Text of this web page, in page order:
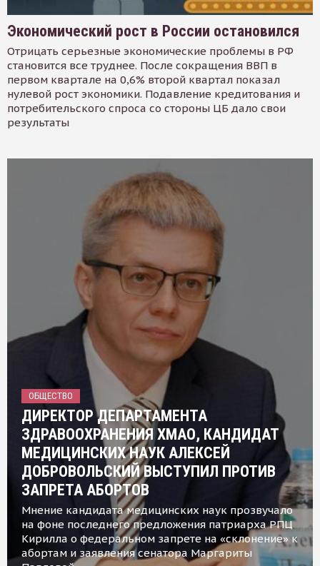
Экономический рост в России остановился
Отрицать серьезные экономические проблемы в РФ
становится все труднее. После сокращения ВВП в
первом квартале на 0,6% второй квартал показал
нулевой рост экономики. Подавление кредитования и
потребительского спроса со стороны ЦБ дало свои
результаты
ОБЩЕСТВО
ДИРЕКТОР ДЕПАРТАМЕНТА
ЗДРАВООХРАНЕНИЯ ХМАО, КАНДИДАТ
МЕДИЦИНСКИХ НАУК АЛЕКСЕЙ
ДОБРОВОЛЬСКИЙ ВЫСТУПИЛ ПРОТИВ
ЗАПРЕТА АБОРТОВ
Мнение кандидата медицинских наук прозвучало
на фоне последнего предложения патриарха РПЦ
Кирилла о федеральном запрете на «склонение» к
абортам и заявления сенатора Маргариты